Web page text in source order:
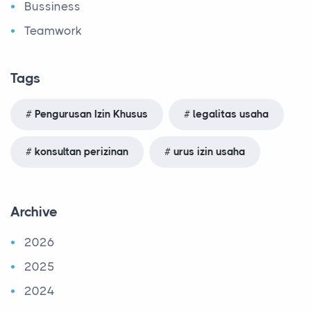
Bussiness
Teamwork
Tags
Pengurusan Izin Khusus legalitas usaha
konsultan perizinan urus izin usaha
Archive
2026
2025
2024